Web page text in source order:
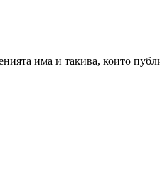
има и такива, които